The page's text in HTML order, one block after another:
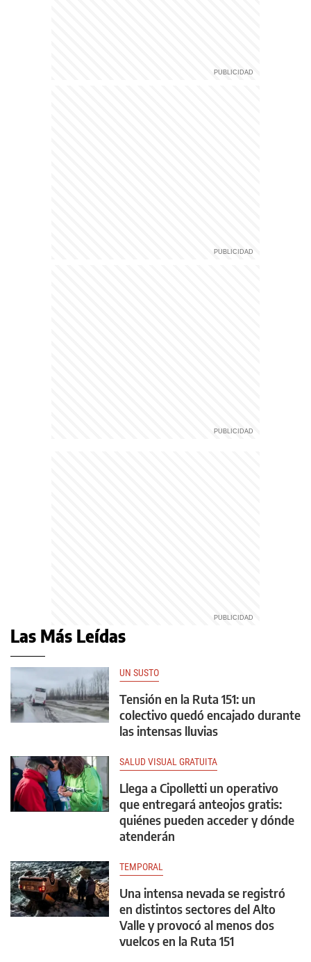
Las Más Leídas
UN SUSTO
Tensión en la Ruta 151: un
colectivo quedó encajado durante
las intensas lluvias
SALUD VISUAL GRATUITA
Llega a Cipolletti un operativo
que entregará anteojos gratis:
quiénes pueden acceder y dónde
atenderán
TEMPORAL
Una intensa nevada se registró
en distintos sectores del Alto
Valle y provocó al menos dos
vuelcos en la Ruta 151